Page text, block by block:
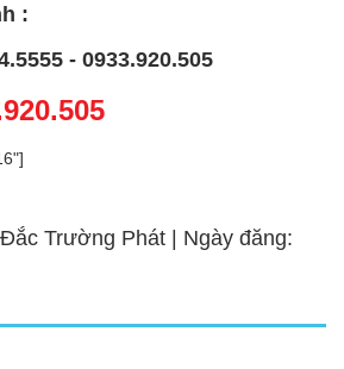
:
- 0933.920.505
Trường Phát | Ngày đăng: